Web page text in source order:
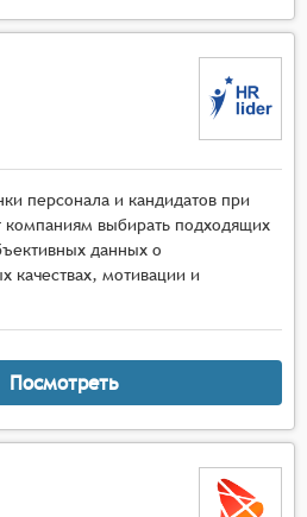
персонала и кандидатов при
выбирать подходящих
данных о
качествах, мотивации и
Посмотреть